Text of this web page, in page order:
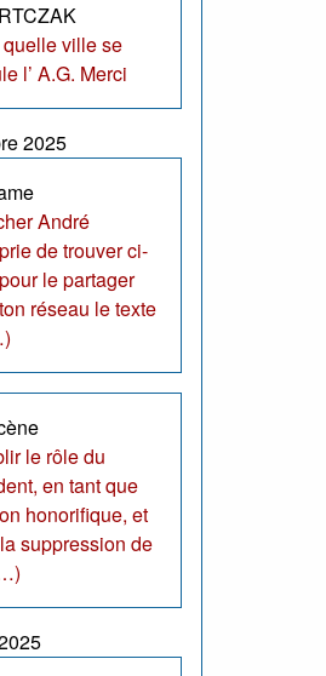
ville se
l’ A.G. Merci
2025
André
de trouver ci-
le partager
réseau le texte
le rôle du
en tant que
honorifique, et
suppression de